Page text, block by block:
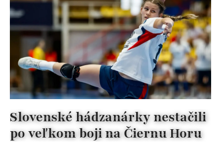
Slovenské hádzanárky nestačili
po veľkom boji na Čiernu Horu